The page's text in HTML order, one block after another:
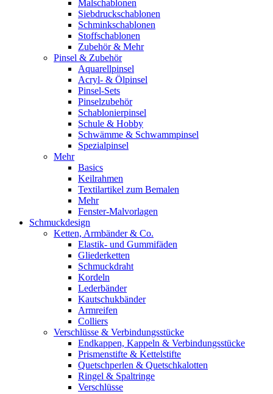
Malschablonen
Siebdruckschablonen
Schminkschablonen
Stoffschablonen
Zubehör & Mehr
Pinsel & Zubehör
Aquarellpinsel
Acryl- & Ölpinsel
Pinsel-Sets
Pinselzubehör
Schablonierpinsel
Schule & Hobby
Schwämme & Schwammpinsel
Spezialpinsel
Mehr
Basics
Keilrahmen
Textilartikel zum Bemalen
Mehr
Fenster-Malvorlagen
Schmuckdesign
Ketten, Armbänder & Co.
Elastik- und Gummifäden
Gliederketten
Schmuckdraht
Kordeln
Lederbänder
Kautschukbänder
Armreifen
Colliers
Verschlüsse & Verbindungsstücke
Endkappen, Kappeln & Verbindungsstücke
Prismenstifte & Kettelstifte
Quetschperlen & Quetschkalotten
Ringel & Spaltringe
Verschlüsse